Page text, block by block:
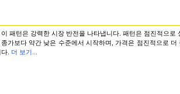
이 패턴은 강력한 시장 반전을 나타냅니다. 패턴은 점진적으
가보다 약간 낮은 수준에서 시작하며, 가격은 점진적으로
. 더 보기...